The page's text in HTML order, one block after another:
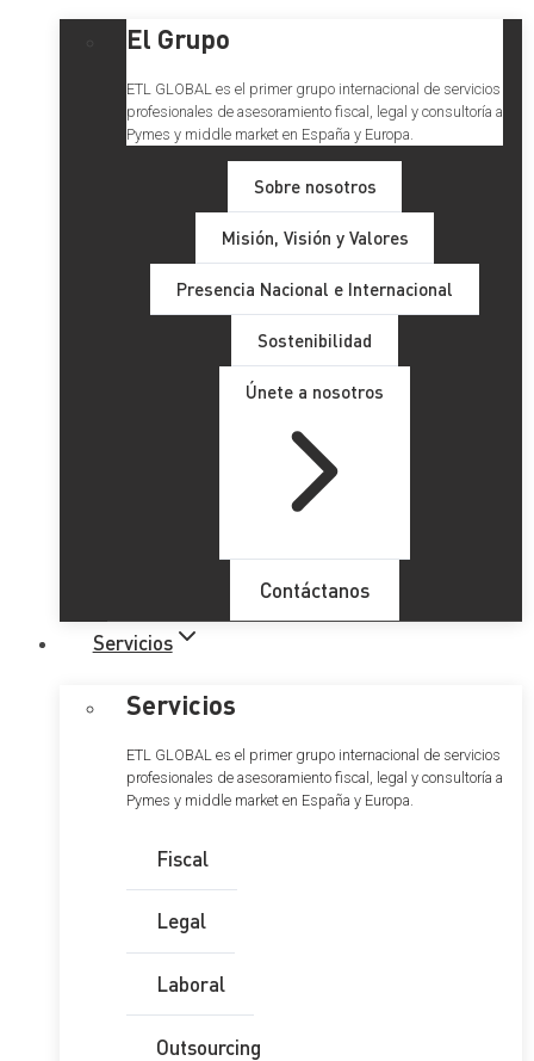
El Grupo
ETL GLOBAL es el primer grupo internacional de servicios
profesionales de asesoramiento fiscal, legal y consultoría a
Pymes y middle market en España y Europa.
Sobre nosotros
Misión, Visión y Valores
Presencia Nacional e Internacional
Sostenibilidad
Únete a nosotros
Contáctanos
Servicios
Servicios
ETL GLOBAL es el primer grupo internacional de servicios
profesionales de asesoramiento fiscal, legal y consultoría a
Pymes y middle market en España y Europa.
Fiscal
Legal
Laboral
Outsourcing